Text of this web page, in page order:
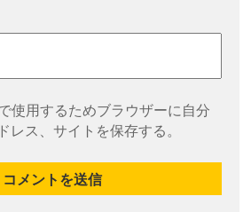
使用するためブラウザーに自分
レス、サイトを保存する。